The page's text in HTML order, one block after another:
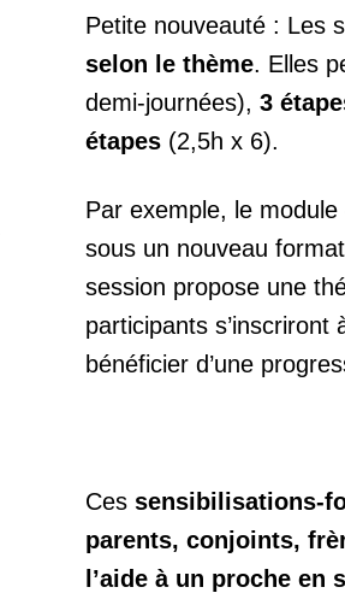
Petite nouveauté : Les
selon le thème. Elles
demi-journées), 3
étapes (2,5h x 6).
Par exemple, le
sous un nouveau
session propose une
participants s’inscriront
bénéficier d’une
Ces sensibilisations-
parents, conjoints,
l’aide à un proche en